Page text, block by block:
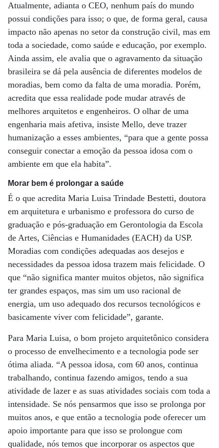
Atualmente, adianta o CEO, nenhum país do mundo
possui condições para isso; o que, de forma geral, causa
impacto não apenas no setor da construção civil, mas em
toda a sociedade, como saúde e educação, por exemplo.
Ainda assim, ele avalia que o agravamento da situação
brasileira se dá pela ausência de diferentes modelos de
moradias, bem como da falta de uma moradia. Porém,
acredita que essa realidade pode mudar através de
melhores arquitetos e engenheiros. O olhar de uma
engenharia mais afetiva, insiste Mello, deve trazer
humanização a esses ambientes, “para que a gente possa
conseguir conectar a emoção da pessoa idosa com o
ambiente em que ela habita”.
Morar bem é prolongar a saúde
É o que acredita Maria Luisa Trindade Bestetti, doutora
em arquitetura e urbanismo e professora do curso de
graduação e pós-graduação em Gerontologia da Escola
de Artes, Ciências e Humanidades (EACH) da USP.
Moradias com condições adequadas aos desejos e
necessidades da pessoa idosa trazem mais felicidade. O
que “não significa manter muitos objetos, não significa
ter grandes espaços, mas sim um uso racional de
energia, um uso adequado dos recursos tecnológicos e
basicamente viver com felicidade”, garante.
Para Maria Luisa, o bom projeto arquitetônico considera
o processo de envelhecimento e a tecnologia pode ser
ótima aliada. “A pessoa idosa, com 60 anos, continua
trabalhando, continua fazendo amigos, tendo a sua
atividade de lazer e as suas atividades sociais com toda a
intensidade. Se nós pensarmos que isso se prolonga por
muitos anos, e que então a tecnologia pode oferecer um
apoio importante para que isso se prolongue com
qualidade, nós temos que incorporar os aspectos que